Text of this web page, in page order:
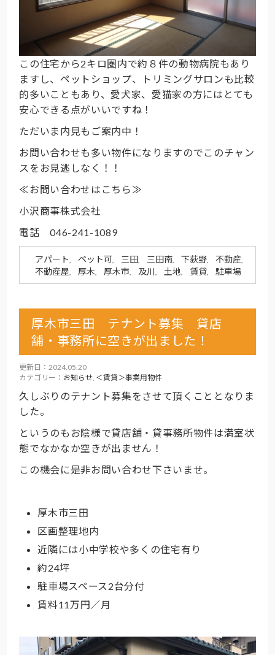
この住宅から2キロ圏内で約８件の動物病院もあり
ますし、ペットショップ、トリミングサロンも比較
的多いこともあり、愛犬家、愛猫家の方にはとても
安心できる点がいいですね！
ただいま内見もご案内中！
お問い合わせも多い物件になりますのでこのチャン
スをお見逃しなく！！
≪お問い合わせはこちら≫
小沢商事株式会社
電話 046-241-1089
アパート ペット可 三田 三田南 下荻野 不動産
不動産屋 厚木 厚木市 及川 土地 賃貸 駐車場
厚木市三田 テナント募集 貸店
舗・事務所に空きが出ました！
更新日：2024.05.20
カテゴリー： お知らせ, ＜賃貸＞事業用物件
久しぶりのテナント募集をさせて頂くこととなりま
した。
というのもお陰様で貸店舗・貸事務所物件は満室状
態でなかなか空きが出ません！
この機会に是非お問い合わせ下さいませ。
厚木市三田
区画整理地内
近隣には小中学校や多くの住宅有り
約24坪
駐車場スペース2台分付
賃料11万円／月